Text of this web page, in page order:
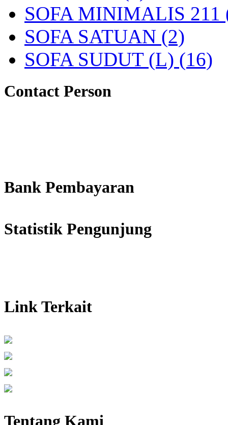
SOFA MINIMALIS 211
SOFA SATUAN (2)
SOFA SUDUT (L) (16)
Contact Person
Bank Pembayaran
Statistik Pengunjung
Link Terkait
Tentang Kami